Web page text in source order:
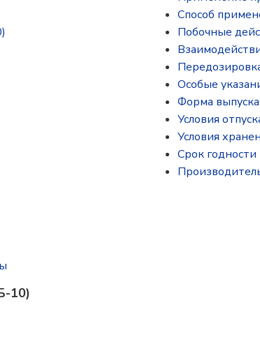
Способ
Побочные
Особые
Форма выпуска
Условия
Условия
Срок годности
10)